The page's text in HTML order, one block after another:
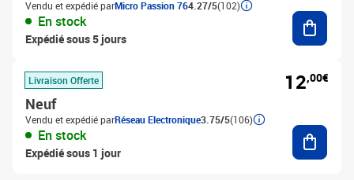
Vendu et expédié parMicro Passion 764.27/5(102)
En stock
Expédié sous 5 jours
Livraison Offerte
Neuf
Vendu et expédié parRéseau Electronique3.75/5(106)
En stock
Expédié sous 1 jour
12,00€